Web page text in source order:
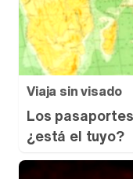
Viaja sin visado
Los
¿está el tuyo?